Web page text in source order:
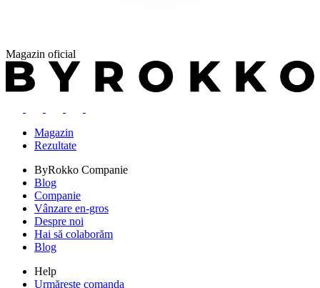
Magazin oficial
Magazin
Rezultate
ByRokko Companie
Blog
Companie
Vânzare en-gros
Despre noi
Hai să colaborăm
Blog
Help
Urmărește comanda